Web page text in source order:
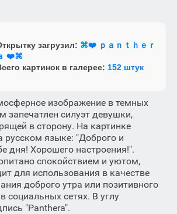
загрузил: ⌘❤️ ｐａｎｔｈｅｒ
❤️⌘ㅤ
картинок в галерее: 152 штук
изображение в темных
запечатлен силуэт девушки,
в сторону. На картинке
русском языке: "Доброго и
дня! Хорошего настроения!".
спокойствием и уютом,
для использования в качестве
доброго утра или позитивного
социальных сетях. В углу
"Panthera".